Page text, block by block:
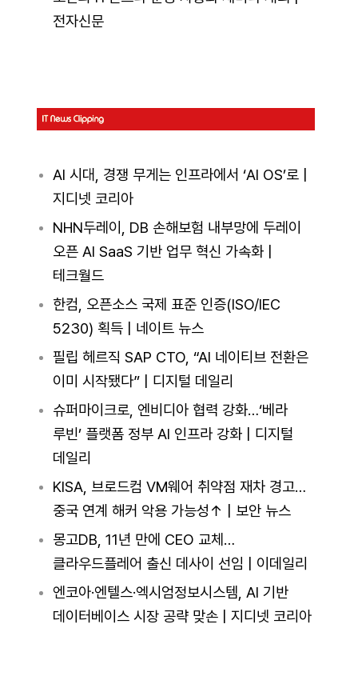
전자신문
AI 시대, 경쟁 무게는 인프라에서 ‘AI OS’로 |
지디넷 코리아
NHN두레이, DB 손해보험 내부망에 두레이
오픈 AI SaaS 기반 업무 혁신 가속화 |
테크월드
한컴, 오픈소스 국제 표준 인증(ISO/IEC
5230) 획득 | 네이트 뉴스
필립 헤르직 SAP CTO, “AI 네이티브 전환은
이미 시작됐다” | 디지털 데일리
슈퍼마이크로, 엔비디아 협력 강화…‘베라
루빈’ 플랫폼 정부 AI 인프라 강화 | 디지털
데일리
KISA, 브로드컴 VM웨어 취약점 재차 경고…
중국 연계 해커 악용 가능성↑ | 보안 뉴스
몽고DB, 11년 만에 CEO 교체…
클라우드플레어 출신 데사이 선임 | 이데일리
엔코아·엔텔스·엑시엄정보시스템, AI 기반
데이터베이스 시장 공략 맞손 | 지디넷 코리아